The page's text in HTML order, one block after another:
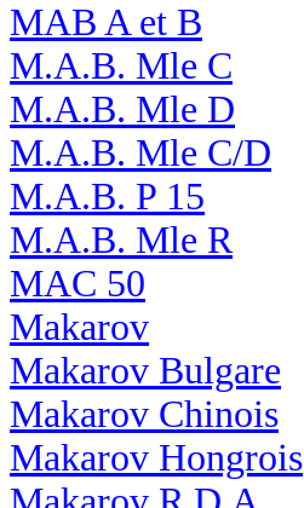
MAB A et B
M.A.B. Mle C
M.A.B. Mle D
M.A.B. Mle C/D
M.A.B. P 15
M.A.B. Mle R
MAC 50
Makarov
Makarov Bulgare
Makarov Chinois
Makarov Hongrois